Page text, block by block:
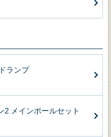
ランプ
2 メインポールセット